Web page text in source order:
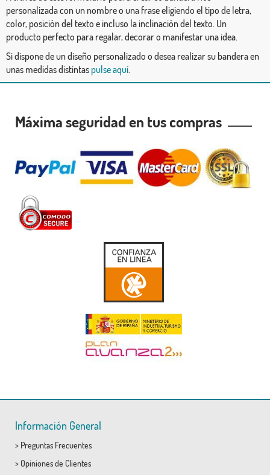
personalizada con un nombre o una frase eligiendo el tipo de letra,
color, posición del texto e incluso la inclinación del texto. Un
producto perfecto para regalar, decorar o manifestar una idea.
Si dispone de un diseño personalizado o desea realizar su bandera en
unas medidas distintas pulse aquí.
Máxima seguridad en tus compras
Información General
> Preguntas Frecuentes
> Opiniones de Clientes